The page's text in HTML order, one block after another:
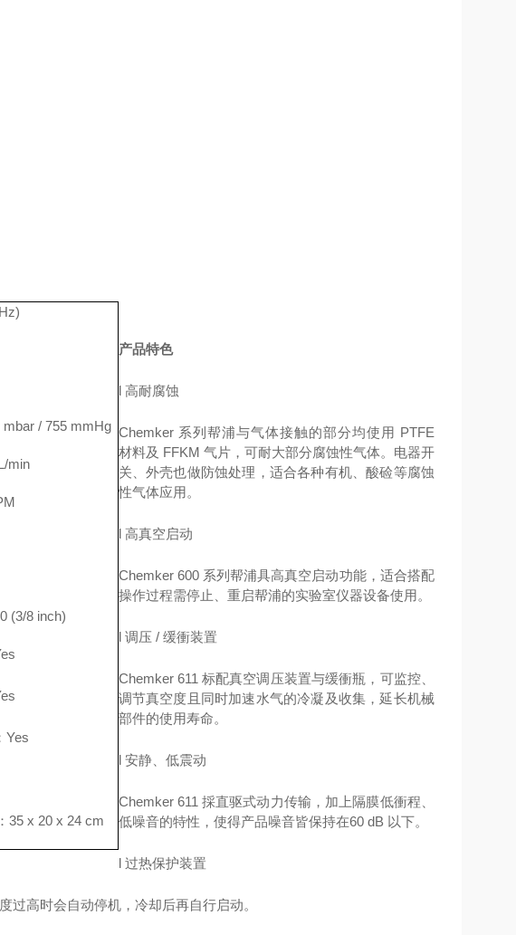
/ 755 mmHg
min
(3/8 inch)
Yes
35 x 20 x 24 cm
产品特色
l 高耐腐蚀
Chemker 系列帮浦与气体接触的部分均使用 PTFE
材料及 FFKM 气片，可耐大部分腐蚀性气体。电器开
关、外壳也做防蚀处理，适合各种有机、酸硷等腐蚀
性气体应用。
l 高真空启动
Chemker 600 系列帮浦具高真空启动功能，适合搭配
操作过程需停止、重启帮浦的实验室仪器设备使用。
l 调压 / 缓衝装置
Chemker 611 标配真空调压装置与缓衝瓶，可监控、
调节真空度且同时加速水气的冷凝及收集，延长机械
部件的使用寿命。
l 安静、低震动
Chemker 611 採直驱式动力传输，加上隔膜低衝程、
低噪音的特性，使得产品噪音皆保持在60 dB 以下。
l 过热保护装置
高时会自动停机，冷却后再自行启动。